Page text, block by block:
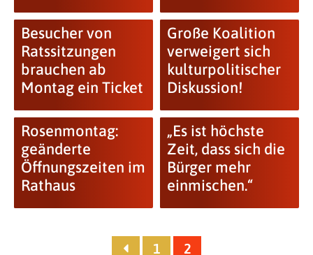
Besucher von
Ratssitzungen
brauchen ab
Montag ein Ticket
Große Koalition
verweigert sich
kulturpolitischer
Diskussion!
Rosenmontag:
geänderte
Öffnungszeiten im
Rathaus
„Es ist höchste
Zeit, dass sich die
Bürger mehr
einmischen.“
1 2